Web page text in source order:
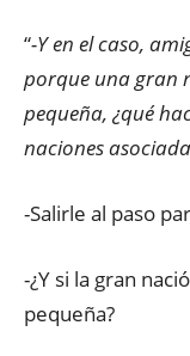
“-Y en el caso,
porque una gran
pequeña, ¿qué
naciones
-Salirle al paso
-¿Y si la gran
pequeña?